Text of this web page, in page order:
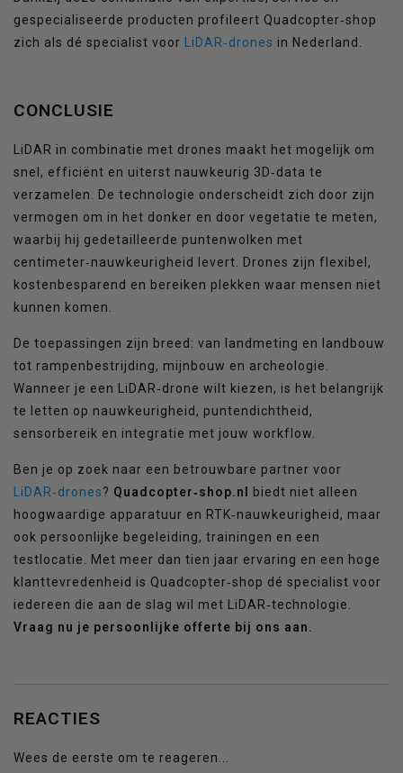
gespecialiseerde producten profileert Quadcopter‑shop
zich als dé specialist voor LiDAR‑drones in Nederland.
CONCLUSIE
LiDAR in combinatie met drones maakt het mogelijk om
snel, efficiënt en uiterst nauwkeurig 3D‑data te
verzamelen. De technologie onderscheidt zich door zijn
vermogen om in het donker en door vegetatie te meten,
waarbij hij gedetailleerde puntenwolken met
centimeter‑nauwkeurigheid levert. Drones zijn flexibel,
kostenbesparend en bereiken plekken waar mensen niet
kunnen komen.
De toepassingen zijn breed: van landmeting en landbouw
tot rampenbestrijding, mijnbouw en archeologie.
Wanneer je een LiDAR‑drone wilt kiezen, is het belangrijk
te letten op nauwkeurigheid, puntendichtheid,
sensorbereik en integratie met jouw workflow.
Ben je op zoek naar een betrouwbare partner voor
LiDAR‑drones? Quadcopter‑shop.nl
biedt niet alleen
hoogwaardige apparatuur en RTK‑nauwkeurigheid, maar
ook persoonlijke begeleiding, trainingen en een
testlocatie. Met meer dan tien jaar ervaring en een hoge
klanttevredenheid is Quadcopter‑shop dé specialist voor
iedereen die aan de slag wil met LiDAR‑technologie.
Vraag nu je persoonlijke offerte bij ons aan.
REACTIES
Wees de eerste om te reageren...